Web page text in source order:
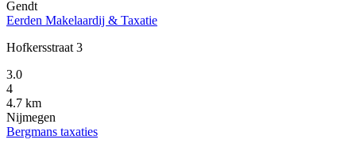
Gendt
Eerden Makelaardij & Taxatie
Hofkersstraat 3
3.0
4
4.7 km
Nijmegen
Bergmans taxaties